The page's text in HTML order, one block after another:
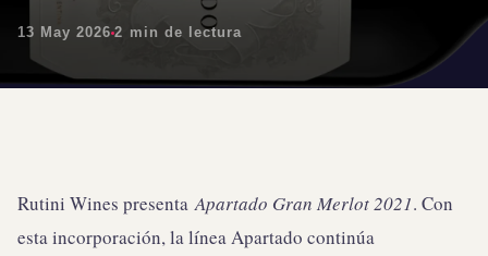
13 May 2026 2 min de lectura
Rutini Wines presenta Apartado Gran Merlot 2021. Con
esta incorporación, la línea Apartado continúa